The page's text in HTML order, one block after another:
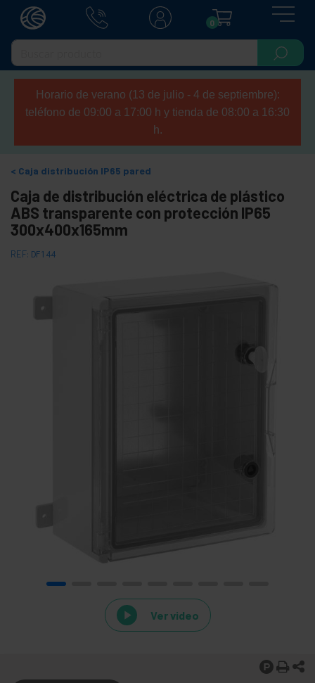
0
Horario de verano (13 de julio - 4 de septiembre):
teléfono de 09:00 a 17:00 h y tienda de 08:00 a 16:30
h.
Caja distribución IP65 pared
Caja de distribución eléctrica de plástico
ABS transparente con protección IP65
300x400x165mm
REF: DF144
Ver video